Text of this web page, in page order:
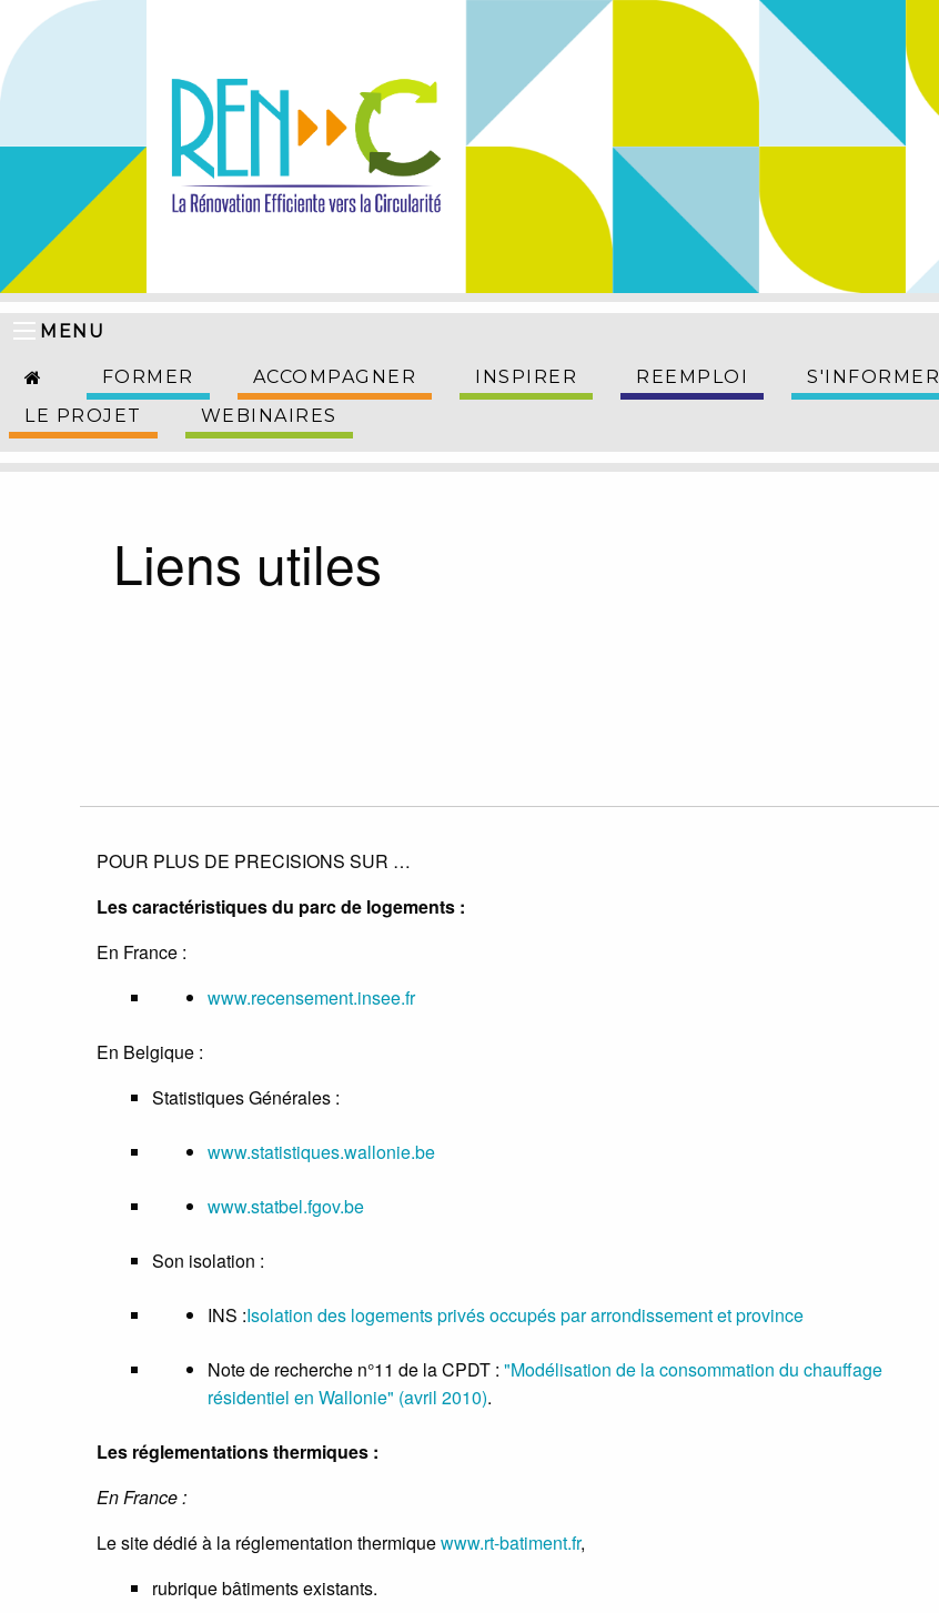
MENU
FORMER ACCOMPAGNER INSPIRER REEMPLOI
S'INFORMER
LE PROJET
WEBINAIRES
Liens utiles
POUR PLUS DE PRECISIONS SUR …
Les caractéristiques du parc de logements :
En France :
www.recensement.insee.fr
En Belgique :
Statistiques Générales :
www.statistiques.wallonie.be
www.statbel.fgov.be
Son isolation :
INS :Isolation des logements privés occupés par arrondissement et province
Note de recherche n°11 de la CPDT : "Modélisation de la consommation du chauffage
résidentiel en Wallonie" (avril 2010).
Les réglementations thermiques :
En France :
Le site dédié à la réglementation thermiquewww.rt-batiment.fr,
rubrique bâtiments existants.